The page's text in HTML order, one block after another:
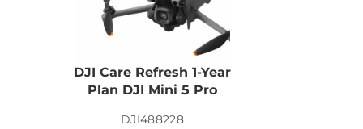
DJI Care Refresh 1-Year
Plan DJI Mini 5 Pro
DJI488228